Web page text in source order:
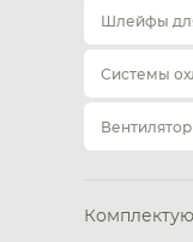
Шлейфы
Системы